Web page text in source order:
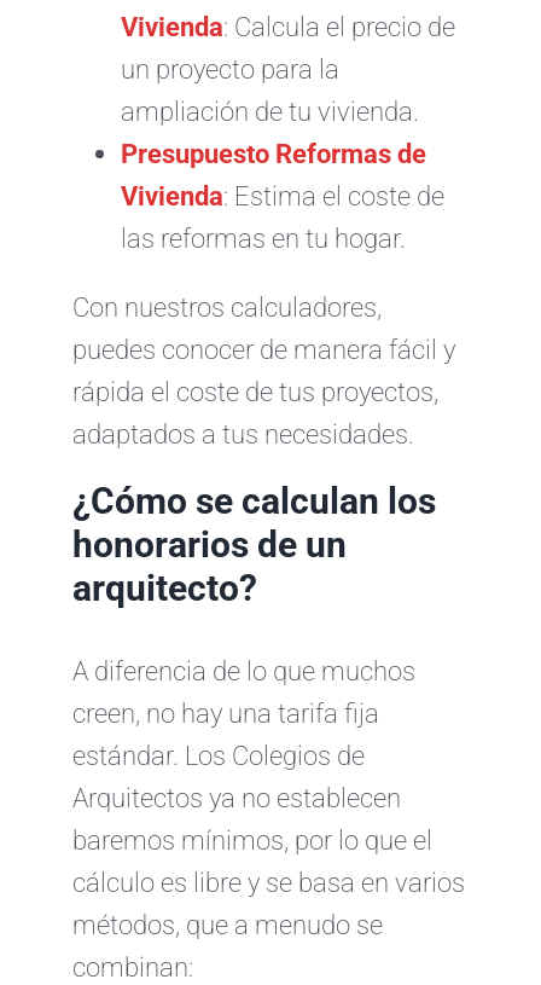
Vivienda: Calcula el precio de
un proyecto para la
ampliación de tu vivienda.
Presupuesto Reformas de
Vivienda: Estima el coste de
las reformas en tu hogar.
Con nuestros calculadores,
puedes conocer de manera fácil y
rápida el coste de tus proyectos,
adaptados a tus necesidades.
¿Cómo se calculan los
honorarios de un
arquitecto?
A diferencia de lo que muchos
creen, no hay una tarifa fija
estándar. Los Colegios de
Arquitectos ya no establecen
baremos mínimos, por lo que el
cálculo es libre y se basa en varios
métodos, que a menudo se
combinan: